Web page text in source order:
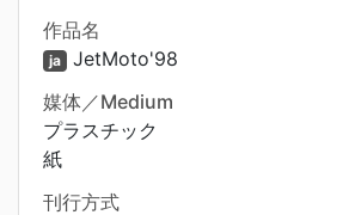
作品名
ja JetMoto'98
媒体／Medium
プラスチック
紙
刊行方式